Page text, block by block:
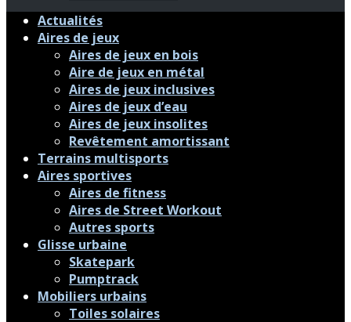
Actualités
Aires de jeux
Aires de jeux en bois
Aire de jeux en métal
Aires de jeux inclusives
Aires de jeux d’eau
Aires de jeux insolites
Revêtement amortissant
Terrains multisports
Aires sportives
Aires de fitness
Aires de Street Workout
Autres sports
Glisse urbaine
Skatepark
Pumptrack
Mobiliers urbains
Toiles solaires